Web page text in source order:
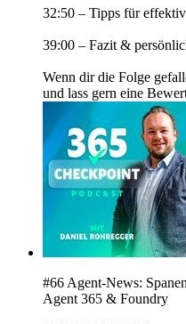
32:50 – Tipps für
39:00 – Fazit &
Wenn dir die Folge
und lass gern eine
#66 Agent-News:
Agent 365 & Foundry